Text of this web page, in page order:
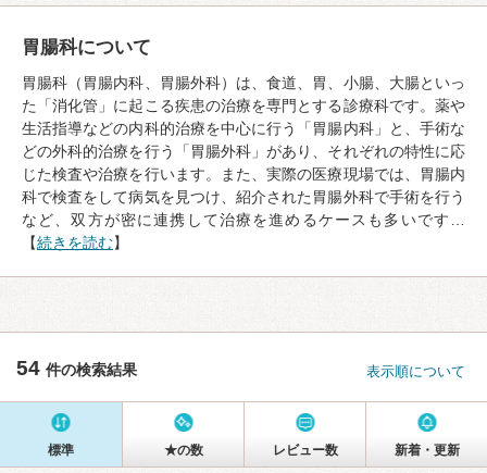
胃腸科について
胃腸科（胃腸内科、胃腸外科）は、食道、胃、小腸、大腸といっ
た「消化管」に起こる疾患の治療を専門とする診療科です。薬や
生活指導などの内科的治療を中心に行う「胃腸内科」と、手術な
どの外科的治療を行う「胃腸外科」があり、それぞれの特性に応
じた検査や治療を行います。また、実際の医療現場では、胃腸内
科で検査をして病気を見つけ、紹介された胃腸外科で手術を行う
など、双方が密に連携して治療を進めるケースも多いです…
【続きを読む】
54 件の検索結果 表示順について
標準 ★の数 レビュー数 新着・更新